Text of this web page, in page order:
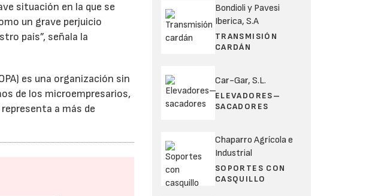
situación en la que se
un grave perjuicio
país”, señala la
es una organización sin
de los microempresarios,
a más de
Bondioli y Pavesi
Iberica, S.A
TRANSMISIÓN
CARDÁN
Car-Gar, S.L.
ELEVADORES–
SACADORES
Chaparro Agrícola e
Industrial
SOPORTES CON
CASQUILLO